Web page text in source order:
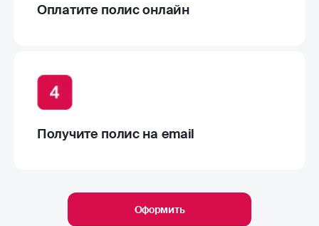
Оплатите полис онлайн
Получите полис на email
Оформить